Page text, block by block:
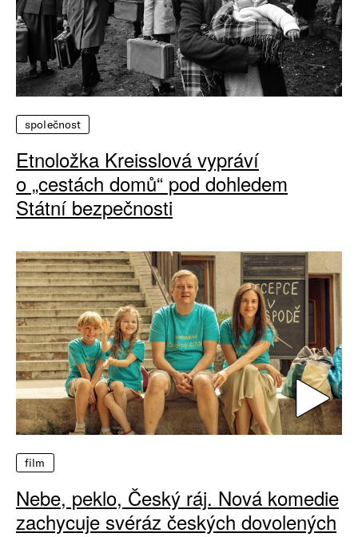
společnost
Etnoložka Kreisslová vypráví
o „cestách domů“ pod dohledem
Státní bezpečnosti
film
Nebe, peklo, Český ráj. Nová komedie
zachycuje svéráz českých dovolených